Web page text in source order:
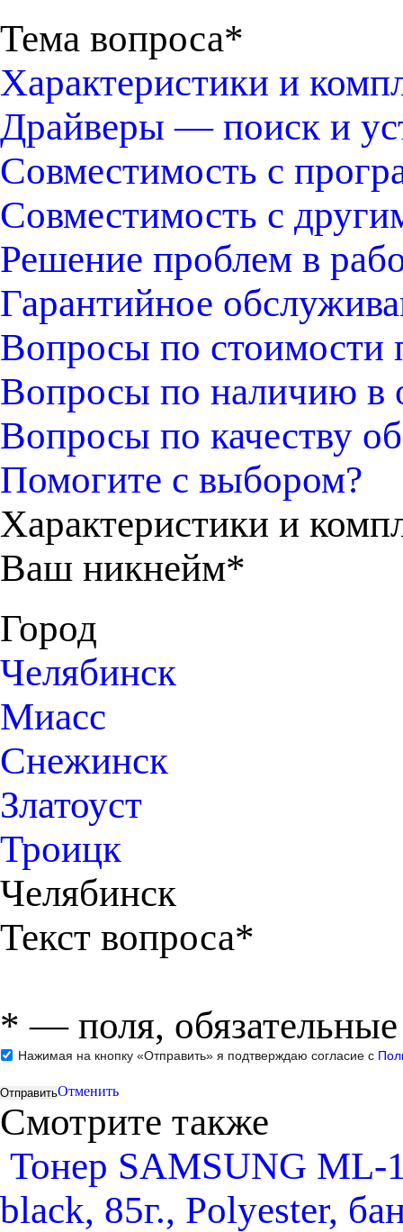
Тема вопроса*
Характеристики и
Драйверы — поиск и
Совместимость с
Совместимость с
Решение проблем в
Гарантийное
Вопросы по стоимости
Вопросы по наличию в
Вопросы по качеству
Помогите с выбором?
Характеристики и
Ваш никнейм*
Город
Челябинск
Миасс
Снежинск
Златоуст
Троицк
Челябинск
Текст вопроса*
* — поля,
Нажимая на кнопку «Отправить» я подтверждаю согласие с
Отменить
Смотрите также
Тонер SAMSUNG ML-
black, 85г., Polyester,